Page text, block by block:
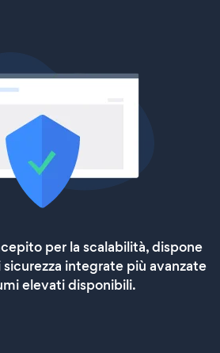
per la scalabilità, dispone
integrate più avanzate
elevati disponibili.